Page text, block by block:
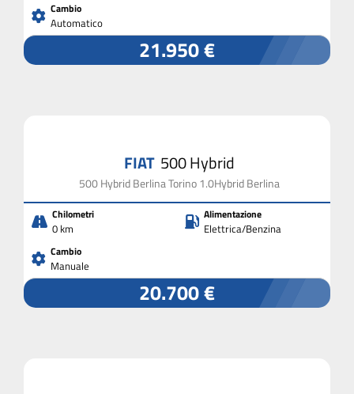
Cambio
Automatico
21.950 €
FIAT 500 Hybrid
500 Hybrid Berlina Torino 1.0Hybrid Berlina
Chilometri
0 km
Alimentazione
Elettrica/Benzina
Cambio
Manuale
20.700 €